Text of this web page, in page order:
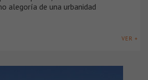
alegoría de una urbanidad
VER +